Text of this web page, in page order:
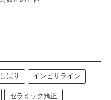
ばり インビザライン
セラミック矯正